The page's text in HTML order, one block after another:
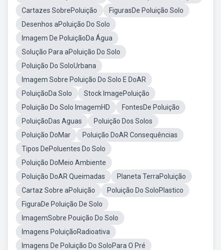
Cartazes SobrePoluição
FigurasDe Poluição Solo
Desenhos aPoluição Do Solo
Imagem De PoluiçãoDa Água
Solução Para aPoluição Do Solo
Poluição Do SoloUrbana
Imagem Sobre Poluição Do Solo E DoAR
PoluiçãoDa Solo
Stock ImagePoluição
Poluição Do Solo ImagemHD
FontesDe Poluição
PoluiçãoDas Aguas
Poluição Dos Solos
Poluição DoMar
Poluição DoAR Consequências
Tipos DePoluentes Do Solo
Poluição DoMeio Ambiente
Poluição DoAR Queimadas
Planeta TerraPoluição
Cartaz Sobre aPoluição
Poluição Do SoloPlastico
FiguraDe Poluição De Solo
ImagemSobre Pouição Do Solo
Imagens PoluiçãoRadioativa
Imagens De Poluição Do SoloPara O Pré